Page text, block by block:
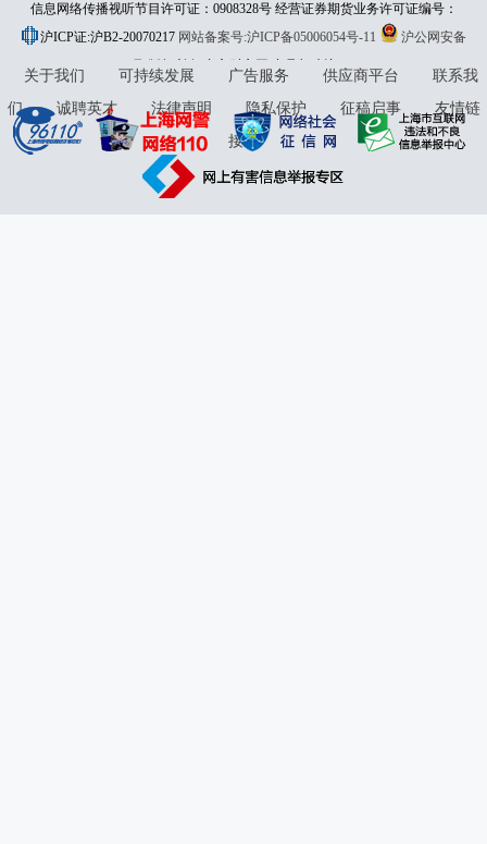
信息网络传播视听节目许可证：0908328号 经营证券期货业务许可证编号：
913101046312860336 违法和不良信息举报:021-61278686 举报邮箱：
jubao@eastmoney.com
沪ICP证:沪B2-20070217 网站备案号:沪ICP备05006054号-11
沪公网安备
31010402000120号版权所有:东方财富网意见与建议:4000300059/952500
关于我们 可持续发展 广告服务 供应商平台
联系我
们
诚聘英才 法律声明 隐私保护 征稿启事
友情链
接